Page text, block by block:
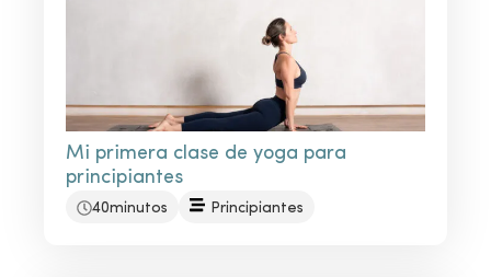
Mi primera clase de yoga para
principiantes
40minutos Principiantes